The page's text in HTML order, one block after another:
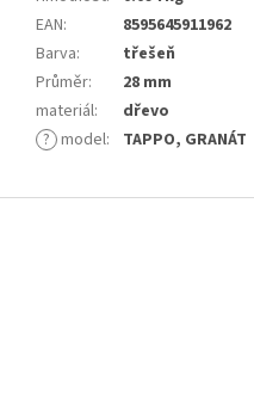
EAN:
8595645911962
Barva:
třešeň
Průměr:
28 mm
materiál:
dřevo
? model: TAPPO, GRANÁT